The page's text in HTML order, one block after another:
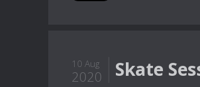
10 Aug
2020
Skate